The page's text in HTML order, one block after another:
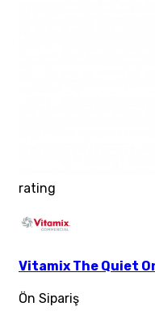
rating
Vitamix The Quiet
Ön Sipariş